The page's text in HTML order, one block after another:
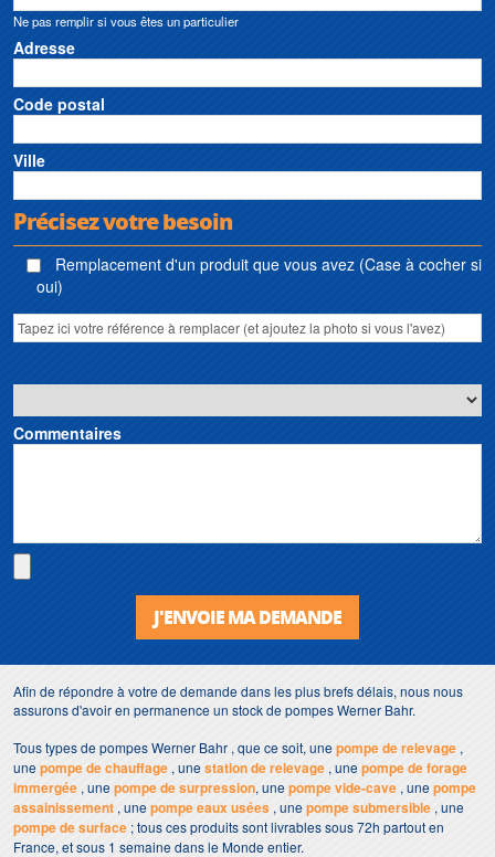
Broyeur sanitaire Werner Bahr • Pumpen Werner Bahr
Ne pas remplir si vous êtes un particulier
Adresse
Code postal
Ville
Précisez votre besoin
Remplacement d'un produit que vous avez (Case à cocher si
oui)
Commentaires
J'ENVOIE MA DEMANDE
Afin de répondre à votre de demande dans les plus brefs délais, nous nous
assurons d'avoir en permanence un stock de pompes Werner Bahr.
Tous types de pompes Werner Bahr , que ce soit, unepompe de relevage ,
unepompe de chauffage , unestation de relevage , unepompe de forage
immergée , unepompe de surpression, unepompe vide-cave , unepompe
assainissement , unepompe eaux usées , unepompe submersible , une
pompe de surface ; tous ces produits sont livrables sous 72h partout en
France, et sous 1 semaine dans le Monde entier.